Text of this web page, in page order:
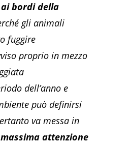
ai bordi della
gli animali
fuggire
proprio in mezzo
dell’anno e
può definirsi
va messa in
massima attenzione